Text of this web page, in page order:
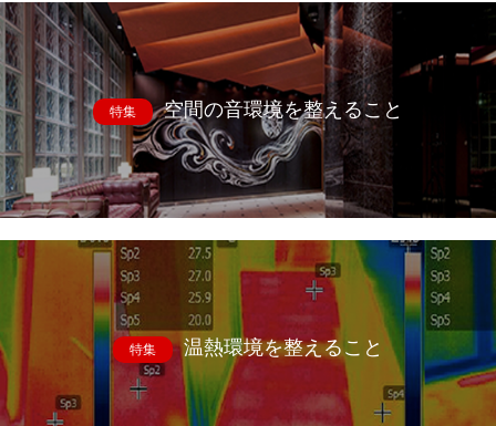
特集 空間の音環境を整えること
特集 温熱環境を整えること